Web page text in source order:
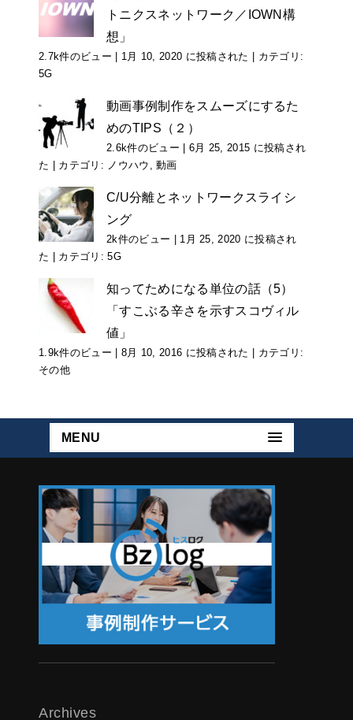
トニクスネットワーク／IOWN構
想」
2.7k件のビュー | 1月 10, 2020 に投稿された | カテゴリ:
5G
動画事例制作をスムーズにするた
めのTIPS（２）
2.6k件のビュー | 6月 25, 2015 に投稿され
た | カテゴリ: ノウハウ ,動画
C/U分離とネットワークスライシ
ング
2k件のビュー | 1月 25, 2020 に投稿され
た | カテゴリ:5G
知ってためになる単位の話（5）
「すこぶる辛さを示すスコヴィル
値」
1.9k件のビュー | 8月 10, 2016 に投稿された | カテゴリ:
その他
MENU
Archives